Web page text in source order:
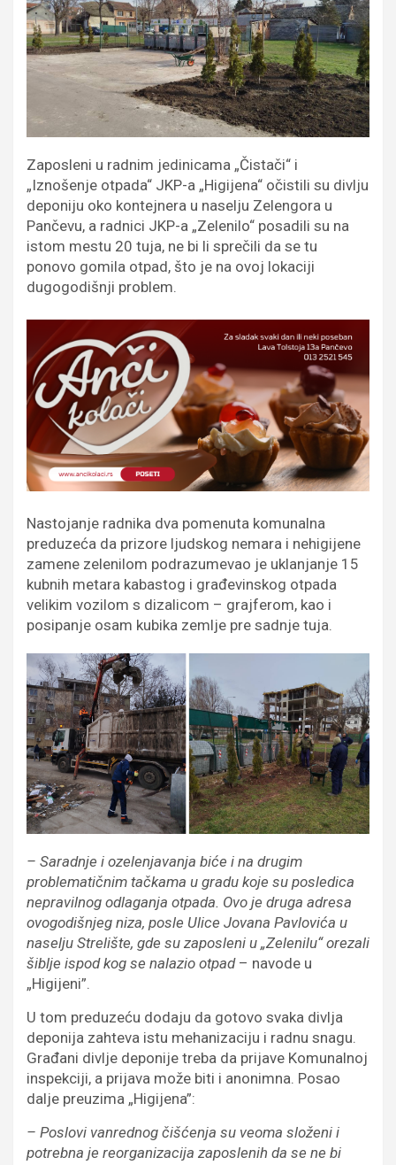
Zaposleni u radnim jedinicama „Čistači“ i
„Iznošenje otpada“ JKP-a „Higijena“ očistili su divlju
deponiju oko kontejnera u naselju Zelengora u
Pančevu, a radnici JKP-a „Zelenilo“ posadili su na
istom mestu 20 tuja, ne bi li sprečili da se tu
ponovo gomila otpad, što je na ovoj lokaciji
dugogodišnji problem.
Nastojanje radnika dva pomenuta komunalna
preduzeća da prizore ljudskog nemara i nehigijene
zamene zelenilom podrazumevao je uklanjanje 15
kubnih metara kabastog i građevinskog otpada
velikim vozilom s dizalicom – grajferom, kao i
posipanje osam kubika zemlje pre sadnje tuja.
– Saradnje i ozelenjavanja biće i na drugim
problematičnim tačkama u gradu koje su posledica
nepravilnog odlaganja otpada. Ovo je druga adresa
ovogodišnjeg niza, posle Ulice Jovana Pavlovića u
naselju Strelište, gde su zaposleni u „Zelenilu“ orezali
šiblje ispod kog se nalazio otpad– navode u
„Higijeni”.
U tom preduzeću dodaju da gotovo svaka divlja
deponija zahteva istu mehanizaciju i radnu snagu.
Građani divlje deponije treba da prijave Komunalnoj
inspekciji, a prijava može biti i anonimna. Posao
dalje preuzima „Higijena”:
– Poslovi vanrednog čišćenja su veoma složeni i
potrebna je reorganizacija zaposlenih da se ne bi